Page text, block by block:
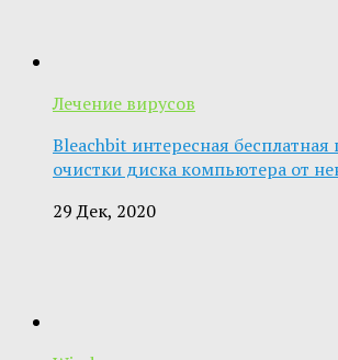
Лечение вирусов
Bleachbit интересная
очистки диска компьютера от
29 Дек, 2020